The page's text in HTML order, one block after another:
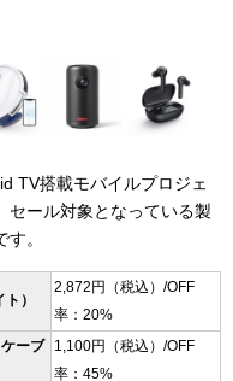
TV搭載モバイルプロジェ
セール対象となっている製
。
）
2,872円（税込）/OFF
率：20%
ーブ
1,100円（税込）/OFF
率：45%